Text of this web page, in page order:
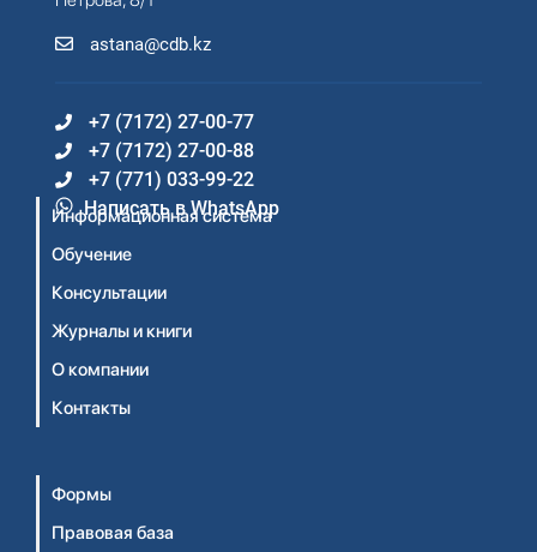
astana@cdb.kz
+7 (7172) 27-00-77
+7 (7172) 27-00-88
+7 (771) 033-99-22
Написать в WhatsApp
Информационная система
Обучение
Консультации
Журналы и книги
О компании
Контакты
Формы
Правовая база